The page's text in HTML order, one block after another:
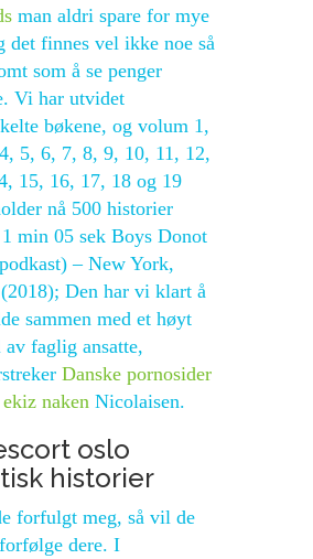
man aldri spare for mye
det finnes vel ikke noe så
som å se penger
Vi har utvidet
bøkene, og volum 1,
5, 6, 7, 8, 9, 10, 11, 12,
15, 16, 17, 18 og 19
nå 500 historier
min 05 sek Boys Donot
– New York,
Den har vi klart å
sammen med et høyt
av faglig ansatte,
Danske pornosider
naken Nicolaisen.
oslo
historier
forfulgt meg, så vil de
dere. I